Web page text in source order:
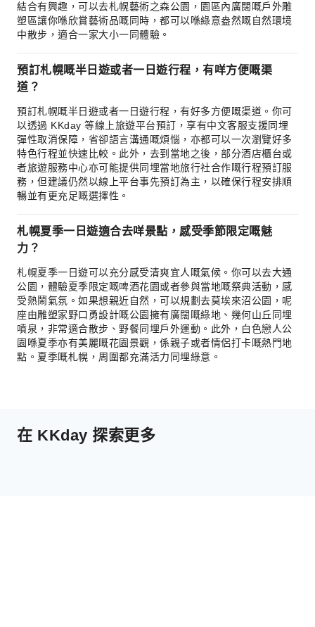
結合有興趣，可以去札幌藝術之森公園，園區內廣闊嘅戶外雕
塑區讓你喺欣賞藝術品嘅同時，都可以喺綠意盎然嘅自然環境
中散步，適合一家大小一同體驗。
預訂札幌嘅半日遊或者一日遊行程，有咩方便嘅渠
道？
預訂札幌嘅半日遊或者一日遊行程，有好多方便嘅渠道。你可
以透過 KKday 等線上旅遊平台預訂，享有中文客服支援同埋
彈性取消保障，省卻語言溝通嘅煩惱，亦都可以一次瀏覽好多
特色行程並快速比較。此外，去到當地之後，部分酒店櫃台或
者旅遊服務中心亦可能提供同埋當地旅行社合作嘅行程預訂服
務，但建議仍然以線上平台事先預訂為主，以確保行程安排順
暢並有更充足嘅選擇性。
札幌夏季一日遊適合去咩景點，感受季節限定嘅魅
力？
札幌夏季一日遊可以充分感受清爽宜人嘅氣候。你可以去大通
公園，體驗夏季限定嘅啤酒花園或者參與當地嘅祭典活動，感
受熱鬧氣氛。如果想親近自然，可以規劃去莫埃來沼公園，呢
座由雕塑家野口勇設計嘅公園擁有廣闊嘅綠地、幾何山丘同埋
噴泉，非常適合散步、野餐同埋戶外運動。此外，白色戀人公
園喺夏季亦有美麗嘅花園景觀，係親子或者情侶打卡嘅熱門地
點。夏季嘅札幌，周圍都充滿活力同埋綠意。
在 KKday 探索更多